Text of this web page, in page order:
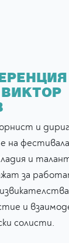
и
на
и
за
и
солисти.